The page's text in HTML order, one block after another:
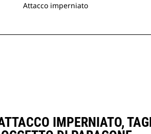
Attacco imperniato
IMPERNIATO,